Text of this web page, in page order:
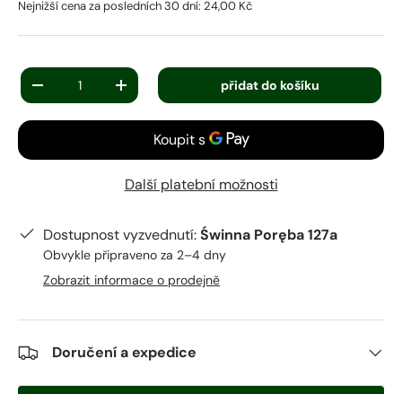
Nejnižší cena za posledních 30 dní: 24,00 Kč
Množství
-
+ přidat do košíku
Další platební možnosti
Dostupnost vyzvednutí:Świnna Poręba 127a
Obvykle připraveno za 2–4 dny
Zobrazit informace o prodejně
Doručení a expedice